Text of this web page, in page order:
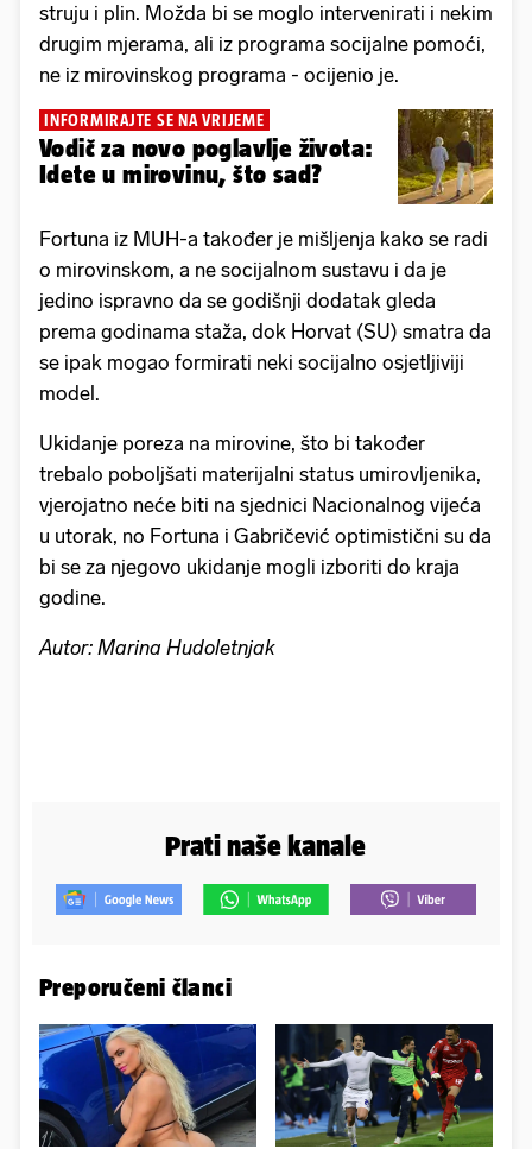
struju i plin. Možda bi se moglo intervenirati i nekim
drugim mjerama, ali iz programa socijalne pomoći,
ne iz mirovinskog programa - ocijenio je.
INFORMIRAJTE SE NA VRIJEME
Vodič za novo poglavlje života:
Idete u mirovinu, što sad?
Fortuna iz MUH-a također je mišljenja kako se radi
o mirovinskom, a ne socijalnom sustavu i da je
jedino ispravno da se godišnji dodatak gleda
prema godinama staža, dok Horvat (SU) smatra da
se ipak mogao formirati neki socijalno osjetljiviji
model.
Ukidanje poreza na mirovine, što bi također
trebalo poboljšati materijalni status umirovljenika,
vjerojatno neće biti na sjednici Nacionalnog vijeća
u utorak, no Fortuna i Gabričević optimistični su da
bi se za njegovo ukidanje mogli izboriti do kraja
godine.
Autor: Marina Hudoletnjak
Prati naše kanale
Preporučeni članci